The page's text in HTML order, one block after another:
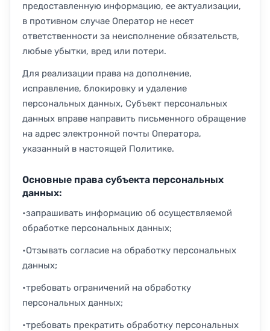
предоставленную информацию, ее актуализации,
в противном случае Оператор не несет
ответственности за неисполнение обязательств,
любые убытки, вред или потери.
Для реализации права на дополнение,
исправление, блокировку и удаление
персональных данных, Субъект персональных
данных вправе направить письменного обращение
на адрес электронной почты Оператора,
указанный в настоящей Политике.
Основные права субъекта персональных
данных:
•запрашивать информацию об осуществляемой
обработке персональных данных;
•Отзывать согласие на обработку персональных
данных;
•требовать ограничений на обработку
персональных данных;
•требовать прекратить обработку персональных